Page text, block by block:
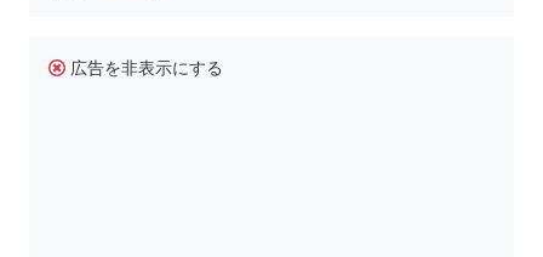
広告を非表示にする